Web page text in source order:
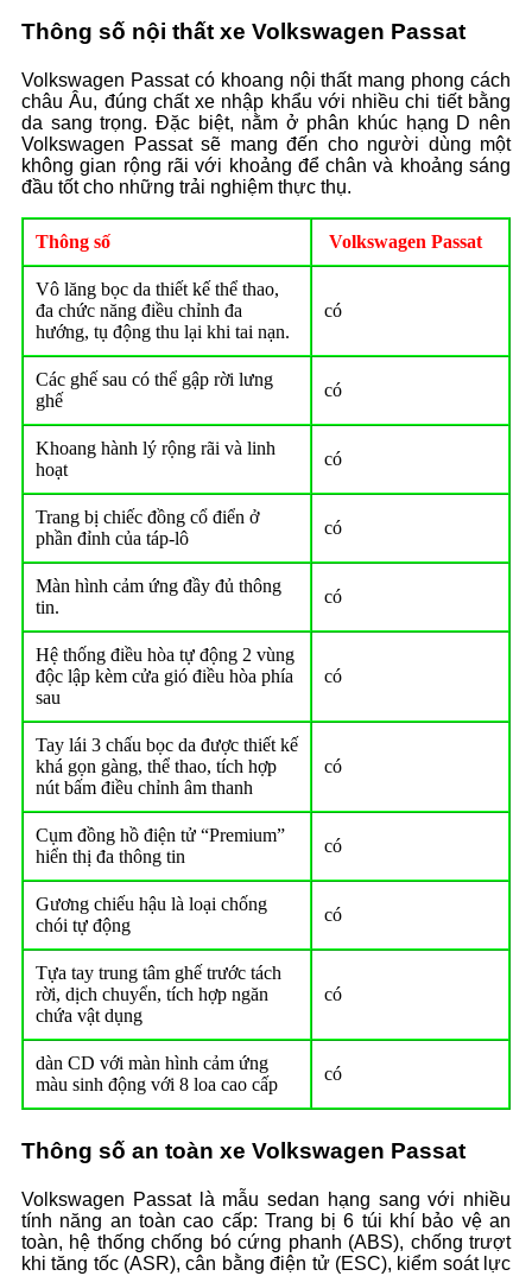
Thông số nội thất xe Volkswagen Passat
Volkswagen Passat có khoang nội thất mang phong cách
châu Âu, đúng chất xe nhập khẩu với nhiều chi tiết bằng
da sang trọng. Đặc biệt, nằm ở phân khúc hạng D nên
Volkswagen Passat sẽ mang đến cho người dùng một
không gian rộng rãi với khoảng để chân và khoảng sáng
đầu tốt cho những trải nghiệm thực thụ.
Thông số Volkswagen Passat
Vô lăng bọc da thiết kế thể thao,
đa chức năng điều chỉnh đa
hướng, tụ động thu lại khi tai nạn.
có
Các ghế sau có thể gập rời lưng
ghế
có
Khoang hành lý rộng rãi và linh
hoạt
có
Trang bị chiếc đồng cổ điển ở
phần đỉnh của táp-lô
có
Màn hình cảm ứng đầy đủ thông
tin.
có
Hệ thống điều hòa tự động 2 vùng
độc lập kèm cửa gió điều hòa phía
sau
có
Tay lái 3 chấu bọc da được thiết kế
khá gọn gàng, thể thao, tích hợp
nút bấm điều chỉnh âm thanh
có
Cụm đồng hồ điện tử “Premium”
hiển thị đa thông tin
có
Gương chiếu hậu là loại chống
chói tự động
có
Tựa tay trung tâm ghế trước tách
rời, dịch chuyển, tích hợp ngăn
chứa vật dụng
có
dàn CD với màn hình cảm ứng
màu sinh động với 8 loa cao cấp
có
Thông số an toàn xe Volkswagen Passat
Volkswagen Passat là mẫu sedan hạng sang với nhiều
tính năng an toàn cao cấp: Trang bị 6 túi khí bảo vệ an
toàn, hệ thống chống bó cứng phanh (ABS), chống trượt
khi tăng tốc (ASR), cân bằng điện tử (ESC), kiểm soát lực